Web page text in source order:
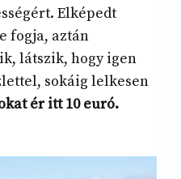
Elképedt
fogja, aztán
látszik, hogy igen
sokáig lelkesen
ér itt 10 euró.